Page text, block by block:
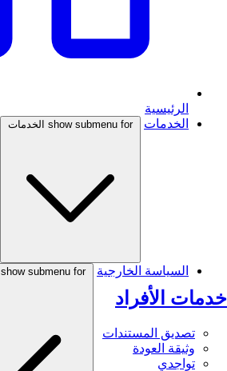
الرئيسية
الخدمات
show submenu for الخدمات
خدمات الأفراد
تصديق المستندات
وثيقة العودة
تواجدي
السياسة الخارجية show submenu for السياسة الخارجية